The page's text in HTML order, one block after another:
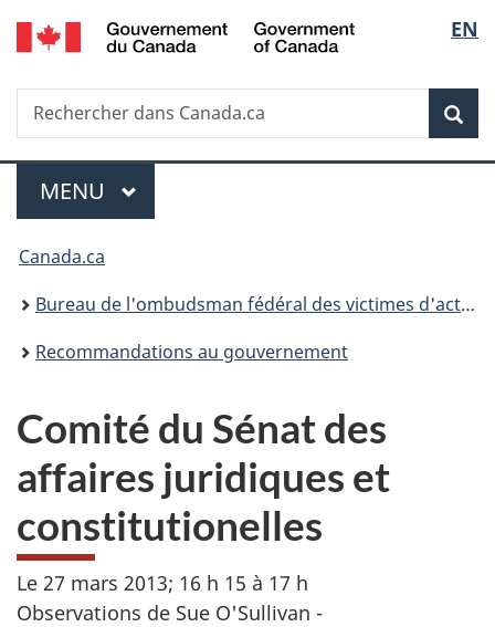
Passer
au
principal
Passer
à
Au
du
Passer
à
version
simplifiée
de
la
EN
Recherche
Rechercher
dans
Menu
MENU PRINCIPAL
Vous
êtes
ici :
Canada.ca
Bureau de l'ombudsman fédéral des victimes d'actes criminels
Recommandations au gouvernement
Comité du Sénat des
affaires juridiques et
constitutionelles
Le 27 mars 2013; 16 h 15 à 17 h
Observations de Sue O'Sullivan -